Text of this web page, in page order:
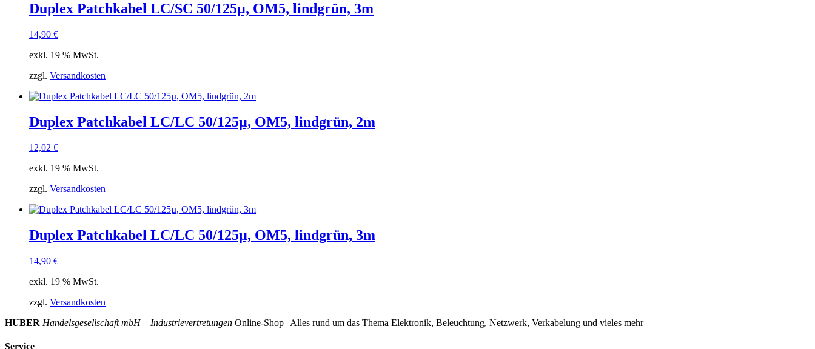
Duplex Patchkabel LC/SC 50/125µ, OM5, lindgrün, 3m
14,90 €
exkl. 19 % MwSt.
zzgl. Versandkosten
Duplex Patchkabel LC/LC 50/125µ, OM5, lindgrün, 2m
12,02 €
exkl. 19 % MwSt.
zzgl. Versandkosten
Duplex Patchkabel LC/LC 50/125µ, OM5, lindgrün, 3m
14,90 €
exkl. 19 % MwSt.
zzgl. Versandkosten
HUBER Handelsgesellschaft mbH – Industrievertretungen Online-Shop | Alles rund um das Thema Elektronik, Beleuchtung, Netzwerk, Verkabelung und vieles mehr
Service